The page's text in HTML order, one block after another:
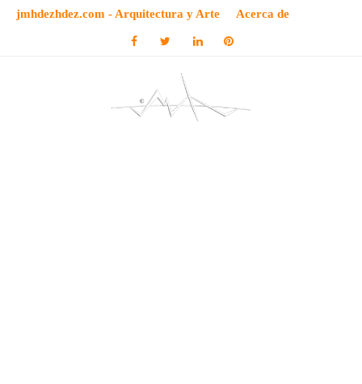
jmhdezhdez.com - Arquitectura y Arte Acerca de